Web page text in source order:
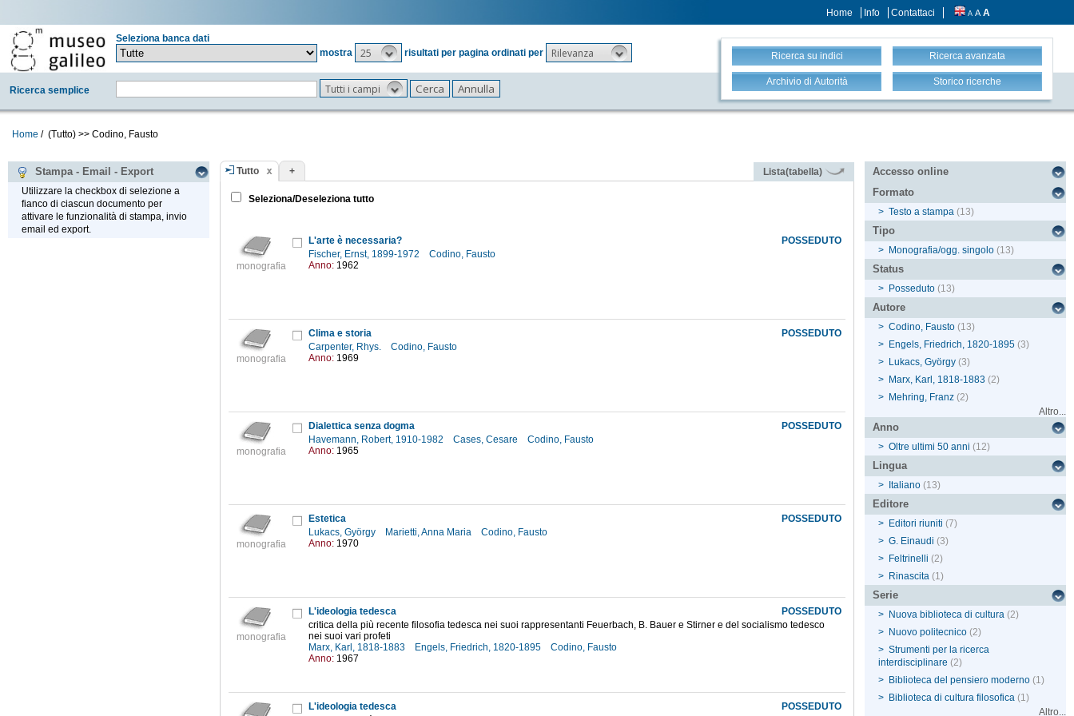
Home Info Contattaci A A A
Seleziona banca dati
mostra
25 risultati per pagina ordinati per Rilevanza
Ricerca semplice Tutti i campi
Ricerca su indici Ricerca avanzata
Archivio di Autorità Storico ricerche
Home / (Tutto) >> Codino, Fausto
Stampa - Email - Export
Utilizzare la checkbox di selezione a
fianco di ciascun documento per
attivare le funzionalità di stampa, invio
email ed export.
Tutto + Lista(tabella)
Seleziona/Deseleziona tutto
monografia
POSSEDUTO
L'arte è necessaria?
Fischer, Ernst, 1899-1972
Codino, Fausto
Anno: 1962
monografia
POSSEDUTO
Clima e storia
Carpenter, Rhys.
Codino, Fausto
Anno: 1969
monografia
POSSEDUTO
Dialettica senza dogma
Havemann, Robert, 1910-1982
Cases, Cesare
Codino, Fausto
Anno: 1965
monografia
POSSEDUTO
Estetica
Lukacs, György
Marietti, Anna Maria
Codino, Fausto
Anno: 1970
monografia
POSSEDUTO
L'ideologia tedesca
critica della più recente filosofia tedesca nei suoi rappresentanti Feuerbach, B. Bauer e Stirner e del socialismo tedesco
nei suoi vari profeti
Marx, Karl, 1818-1883
Engels, Friedrich, 1820-1895
Codino, Fausto
Anno: 1967
POSSEDUTO
L'ideologia tedesca
Accesso online
Formato
> Testo a stampa (13)
Tipo
> Monografia/ogg. singolo (13)
Status
> Posseduto (13)
Autore
> Codino, Fausto (13)
> Engels, Friedrich, 1820-1895 (3)
> Lukacs, György (3)
> Marx, Karl, 1818-1883 (2)
> Mehring, Franz (2)
Altro...
Anno
> Oltre ultimi 50 anni (12)
Lingua
> Italiano (13)
Editore
> Editori riuniti (7)
> G. Einaudi (3)
> Feltrinelli (2)
> Rinascita (1)
Serie
> Nuova biblioteca di cultura (2)
> Nuovo politecnico (2)
> Strumenti per la ricerca
interdisciplinare (2)
> Biblioteca del pensiero moderno (1)
> Biblioteca di cultura filosofica (1)
Altro...